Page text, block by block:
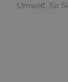
Umwelt, für